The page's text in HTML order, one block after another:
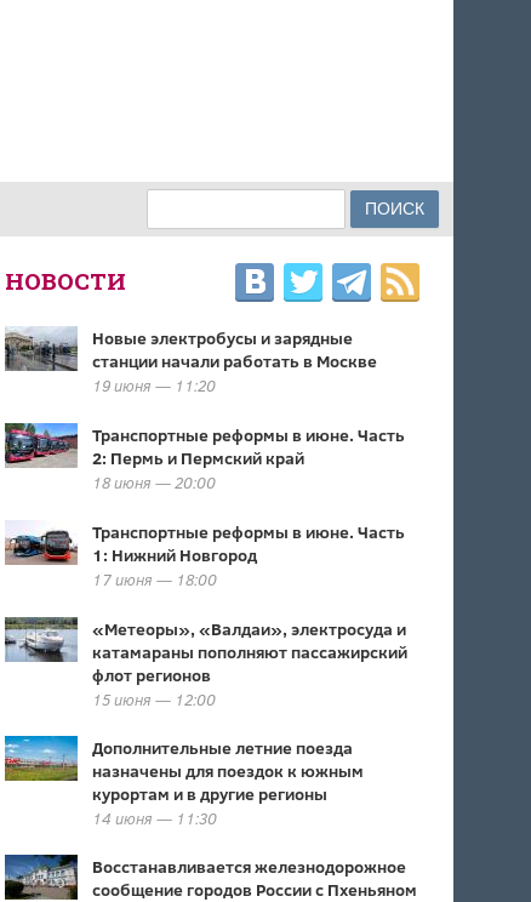
ФОРМА ПОИСКА
НОВОСТИ
Новые электробусы и зарядные
станции начали работать в Москве
19 июня — 11:20
Транспортные реформы в июне. Часть
2: Пермь и Пермский край
18 июня — 20:00
Транспортные реформы в июне. Часть
1: Нижний Новгород
17 июня — 18:00
«Метеоры», «Валдаи», электросуда и
катамараны пополняют пассажирский
флот регионов
15 июня — 12:00
Дополнительные летние поезда
назначены для поездок к южным
курортам и в другие регионы
14 июня — 11:30
Восстанавливается железнодорожное
сообщение городов России с Пхеньяном